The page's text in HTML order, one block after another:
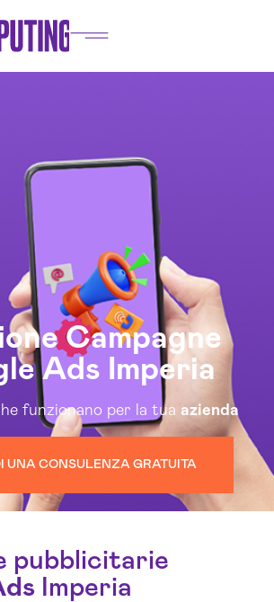
Campagne
Ads Imperia
funzionano per la tua azienda
UNA CONSULENZA GRATUITA
pubblicitarie
Imperia